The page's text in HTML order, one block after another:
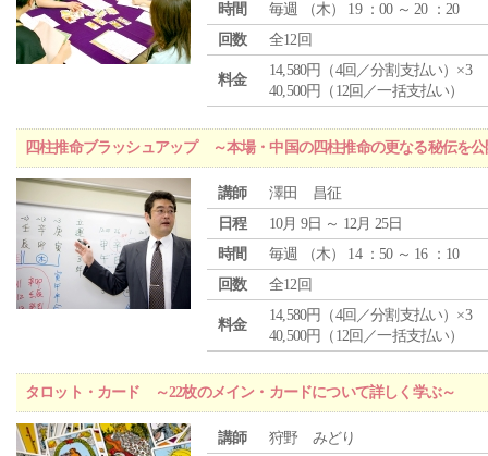
時間
毎週 （木） 19 ：00 ～ 20 ：20
回数
全12回
料金
14,580円（4回／分割支払い）×3
40,500円（12回／一括支払い）
四柱推命ブラッシュアップ ～本場・中国の四柱推命の更なる秘伝を
講師
澤田 昌征
日程
10月 9日 ～ 12月 25日
時間
毎週 （木） 14 ：50 ～ 16 ：10
回数
全12回
料金
14,580円（4回／分割支払い）×3
40,500円（12回／一括支払い）
タロット・カード ～22枚のメイン・カードについて詳しく学ぶ～
講師
狩野 みどり